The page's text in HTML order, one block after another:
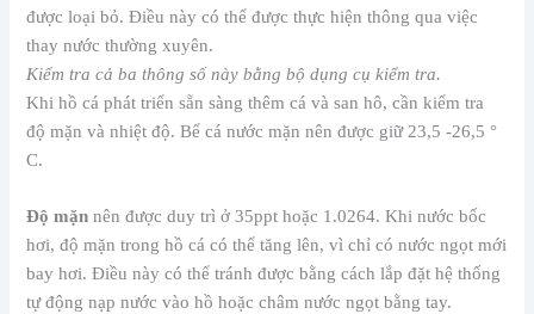
được loại bỏ. Điều này có thể được thực hiện thông qua việc
thay nước thường xuyên.
Kiểm tra cả ba thông số này bằng bộ dụng cụ kiểm tra.
Khi hồ cá phát triển sẵn sàng thêm cá và san hô, cần kiểm tra
độ mặn và nhiệt độ. Bể cá nước mặn nên được giữ 23,5 -26,5 °
C.
Độ mặn nên được duy trì ở 35ppt hoặc 1.0264. Khi nước bốc
hơi, độ mặn trong hồ cá có thể tăng lên, vì chỉ có nước ngọt mới
bay hơi. Điều này có thể tránh được bằng cách lắp đặt hệ thống
tự động nạp nước vào hồ hoặc châm nước ngọt bằng tay.